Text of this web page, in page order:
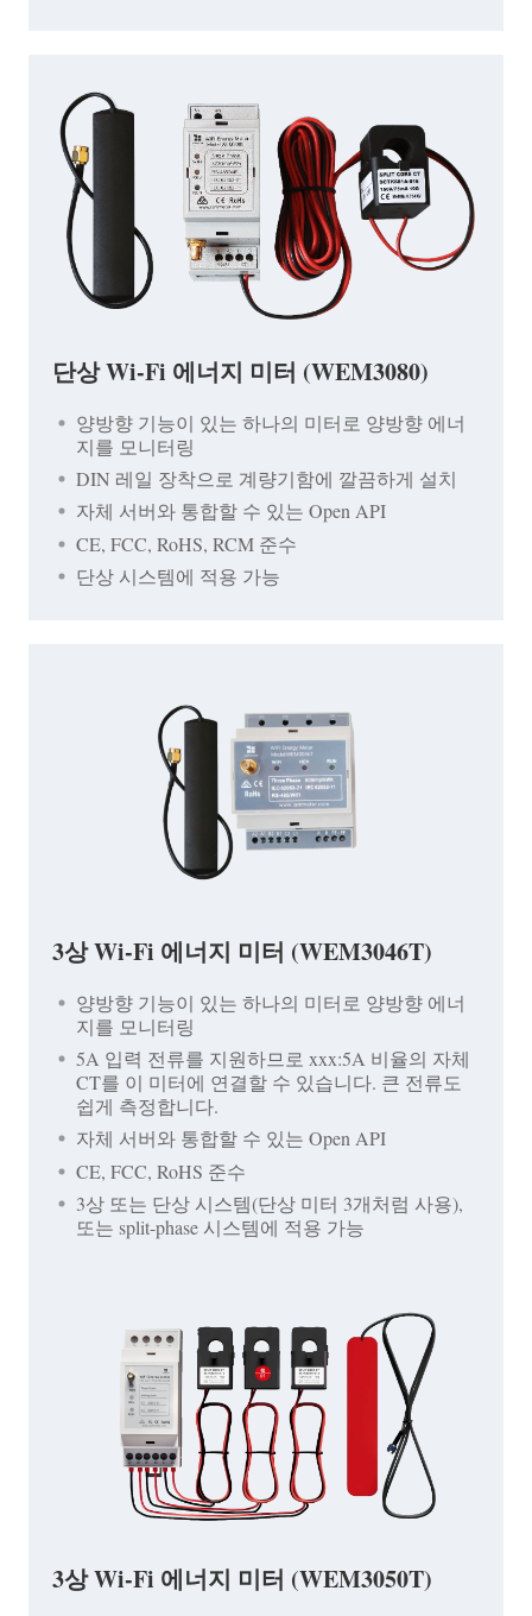
단상 Wi-Fi 에너지 미터 (WEM3080)
양방향 기능이 있는 하나의 미터로 양방향 에너
지를 모니터링
DIN 레일 장착으로 계량기함에 깔끔하게 설치
자체 서버와 통합할 수 있는 Open API
CE, FCC, RoHS, RCM 준수
단상 시스템에 적용 가능
3상 Wi-Fi 에너지 미터 (WEM3046T)
양방향 기능이 있는 하나의 미터로 양방향 에너
지를 모니터링
5A 입력 전류를 지원하므로 xxx:5A 비율의 자체
CT를 이 미터에 연결할 수 있습니다. 큰 전류도
쉽게 측정합니다.
자체 서버와 통합할 수 있는 Open API
CE, FCC, RoHS 준수
3상 또는 단상 시스템(단상 미터 3개처럼 사용),
또는 split-phase 시스템에 적용 가능
3상 Wi-Fi 에너지 미터 (WEM3050T)